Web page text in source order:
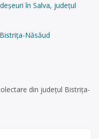
în Salva, județul
Năsăud
din județul Bistrița-